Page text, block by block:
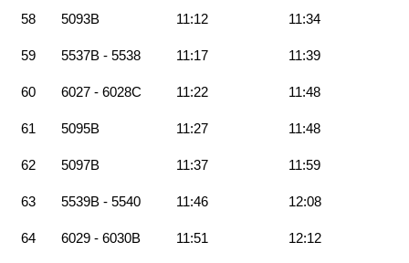
58 5093B 11:12 11:34
59 5537B - 5538 11:17 11:39
60 6027 - 6028C 11:22 11:48
61 5095B 11:27 11:48
62 5097B 11:37 11:59
63 5539B - 5540 11:46 12:08
64 6029 - 6030B 11:51 12:12